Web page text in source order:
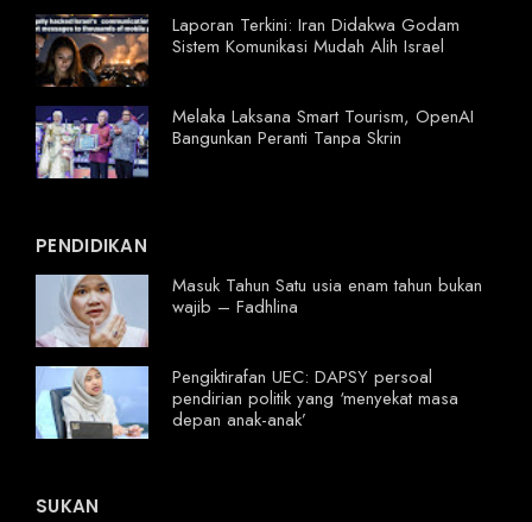
Laporan Terkini: Iran Didakwa Godam
Sistem Komunikasi Mudah Alih Israel
Melaka Laksana Smart Tourism, OpenAI
Bangunkan Peranti Tanpa Skrin
PENDIDIKAN
Masuk Tahun Satu usia enam tahun bukan
wajib – Fadhlina
Pengiktirafan UEC: DAPSY persoal
pendirian politik yang ‘menyekat masa
depan anak-anak’
SUKAN